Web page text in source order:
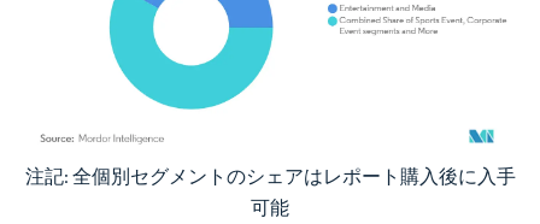
画像 © Mordor Intelligence。再利用にはCC BY 4.0の表示が必要です。
注記: 全個別セグメントのシェアはレポート購入後に入手
可能